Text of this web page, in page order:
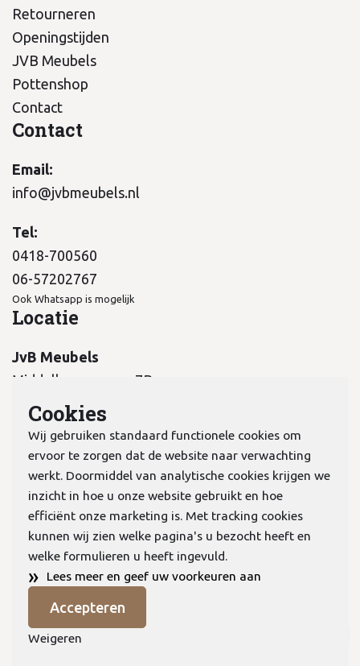
Retourneren
Openingstijden
JVB Meubels
Pottenshop
Contact
Contact
Email:
info@jvbmeubels.nl
Tel:
0418-700560
06-57202767
Ook Whatsapp is mogelijk
Locatie
JvB Meubels
Middelkampseweg 7B
5311 PC Gameren
KvK:70978298
Privacyverklaring
Algemene voorwaarden
Cookies
© Copyright 2026 JVB Meubels
Cookies
Wij gebruiken standaard functionele cookies om
ervoor te zorgen dat de website naar verwachting
werkt. Doormiddel van analytische cookies krijgen we
inzicht in hoe u onze website gebruikt en hoe
efficiënt onze marketing is. Met tracking cookies
kunnen wij zien welke pagina's u bezocht heeft en
welke formulieren u heeft ingevuld.
» Lees meer en geef uw voorkeuren aan
Accepteren
Weigeren